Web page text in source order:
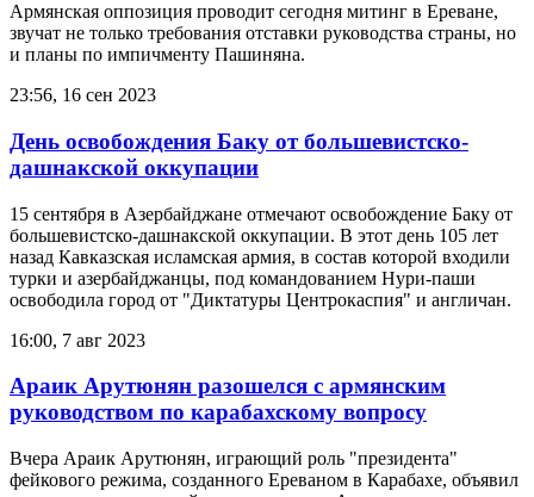
Армянская оппозиция проводит сегодня митинг в Ереване,
звучат не только требования отставки руководства страны, но
и планы по импичменту Пашиняна.
23:56, 16 сен 2023
День освобождения Баку от большевистско-
дашнакской оккупации
15 сентября в Азербайджане отмечают освобождение Баку от
большевистско-дашнакской оккупации. В этот день 105 лет
назад Кавказская исламская армия, в состав которой входили
турки и азербайджанцы, под командованием Нури-паши
освободила город от "Диктатуры Центрокаспия" и англичан.
16:00, 7 авг 2023
Араик Арутюнян разошелся с армянским
руководством по карабахскому вопросу
Вчера Араик Арутюнян, играющий роль "президента"
фейкового режима, созданного Ереваном в Карабахе, объявил